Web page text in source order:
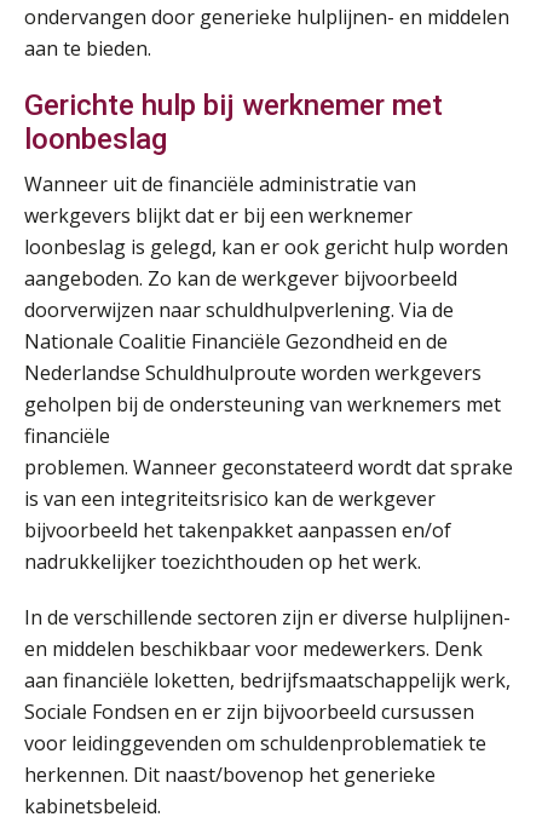
ondervangen door generieke hulplijnen- en middelen
aan te bieden.
Gerichte hulp bij werknemer met
loonbeslag
Wanneer uit de financiële administratie van
werkgevers blijkt dat er bij een werknemer
loonbeslag is gelegd, kan er ook gericht hulp worden
aangeboden. Zo kan de werkgever bijvoorbeeld
doorverwijzen naar schuldhulpverlening. Via de
Nationale Coalitie Financiële Gezondheid en de
Nederlandse Schuldhulproute worden werkgevers
geholpen bij de ondersteuning van werknemers met
financiële
problemen. Wanneer geconstateerd wordt dat sprake
is van een integriteitsrisico kan de werkgever
bijvoorbeeld het takenpakket aanpassen en/of
nadrukkelijker toezichthouden op het werk.
In de verschillende sectoren zijn er diverse hulplijnen-
en middelen beschikbaar voor medewerkers. Denk
aan financiële loketten, bedrijfsmaatschappelijk werk,
Sociale Fondsen en er zijn bijvoorbeeld cursussen
voor leidinggevenden om schuldenproblematiek te
herkennen. Dit naast/bovenop het generieke
kabinetsbeleid.